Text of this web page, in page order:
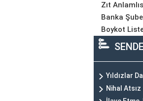
Zıt
Banka
Boykot
Yıldızlar
Nihal Atsız